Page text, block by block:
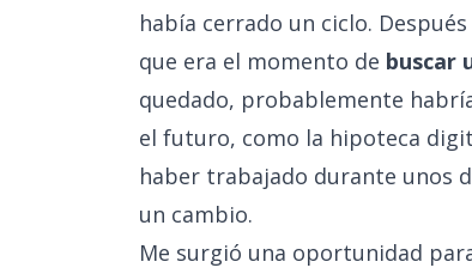
había cerrado un ciclo.
que era el momento de buscar
quedado, probablemente
el futuro, como la hipoteca
haber trabajado durante unos
un cambio.
Me surgió una oportunidad